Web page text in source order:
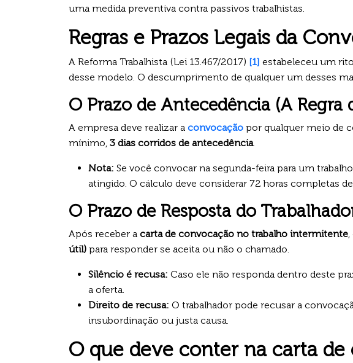
uma medida preventiva contra passivos trabalhistas.
Regras e Prazos Legais da
A Reforma Trabalhista (Lei 13.467/2017) [1] estabeleceu um
desse modelo. O descumprimento de qualquer um desses
O Prazo de Antecedência (A Regra
A empresa deve realizar a convocação por qualquer meio de
mínimo, 3 dias corridos de antecedência.
Nota: Se você convocar na segunda-feira para um
atingido. O cálculo deve considerar 72 horas completas
O Prazo de Resposta do
Após receber a carta de convocação no trabalho intermitente
útil) para responder se aceita ou não o chamado.
Silêncio é recusa: Caso ele não responda dentro deste
a oferta.
Direito de recusa: O trabalhador pode recusar a
insubordinação ou justa causa.
O que deve conter na carta de